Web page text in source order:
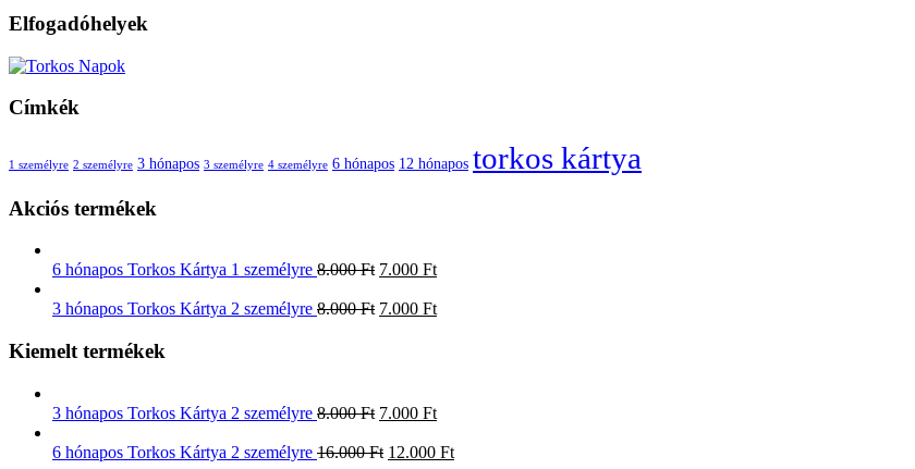
Elfogadóhelyek
Címkék
1 személyre 2 személyre 3 hónapos 3 személyre 4 személyre 6 hónapos 12 hónapos torkos kártya
Akciós termékek
6 hónapos Torkos Kártya 1 személyre 8.000Ft 7.000 Ft
3 hónapos Torkos Kártya 2 személyre 8.000Ft 7.000 Ft
Kiemelt termékek
3 hónapos Torkos Kártya 2 személyre 8.000Ft 7.000 Ft
6 hónapos Torkos Kártya 2 személyre 16.000Ft 12.000 Ft